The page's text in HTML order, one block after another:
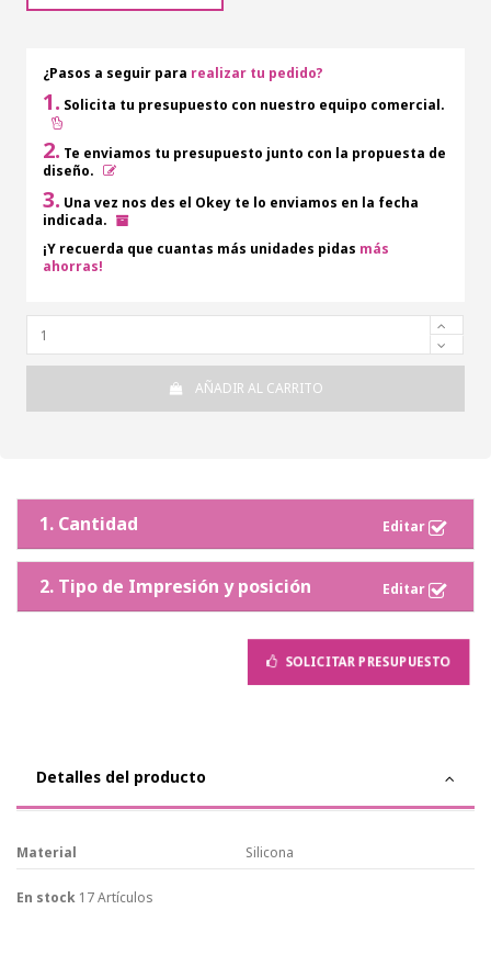
¿Pasos a seguir para realizar tu pedido?
1. Solicita tu presupuesto con nuestro equipo comercial.
2. Te enviamos tu presupuesto junto con la propuesta de
diseño.
3. Una vez nos des el Okey te lo enviamos en la fecha
indicada.
¡Y recuerda que cuantas más unidades pidas más
ahorras!
AÑADIR AL CARRITO
1. Cantidad
2. Tipo de Impresión y posición
SOLICITAR PRESUPUESTO
Detalles del producto
Material Silicona
En stock 17 Artículos